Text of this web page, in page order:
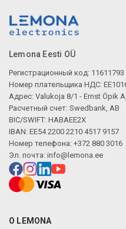
Lemona Eesti OÜ
Регистрационный код: 11611793
Номер плательщика НДС:
Адрес: Valukoja 8/1 - Ernst Öpik
Расчетный счет: Swedbank, AB
BIC/SWIFT: HABAEE2X
IBAN: EE54 2200 2210 4517 9157
Номер телефона: +372 880 3016
Эл. почта: info@lemona.ee
О LEMONA